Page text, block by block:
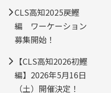
CLS高知2025戻鰹
編 ワーケーション
募集開始！
【CLS高知2026初鰹
編】2026年5月16日
（土）開催決定！